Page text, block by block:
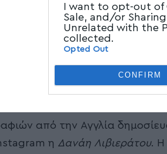
I want to opt-out of
Sale, and/or
Unrelated with the
collected.
Opted Out
CONFIRM
από την Αγγλία
η Δανάη Λιβιεράτου. Η